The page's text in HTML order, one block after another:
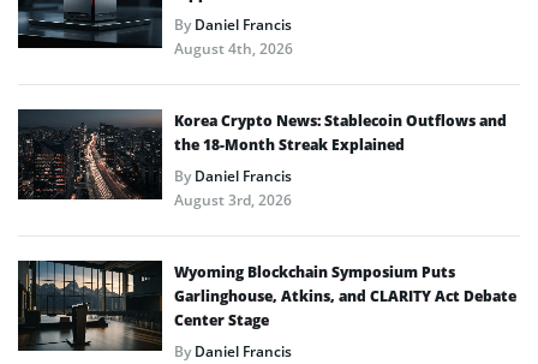
ByDaniel Francis
August 4th, 2026
Korea Crypto News: Stablecoin Outflows and
the 18-Month Streak Explained
ByDaniel Francis
August 3rd, 2026
Wyoming Blockchain Symposium Puts
Garlinghouse, Atkins, and CLARITY Act Debate
Center Stage
ByDaniel Francis